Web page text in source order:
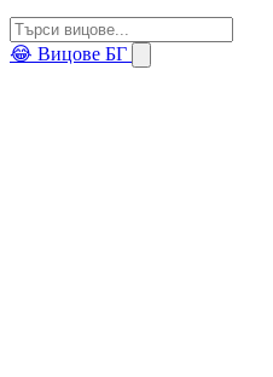
😂 Вицове БГ